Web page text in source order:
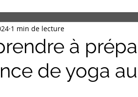
à
de yoga
1 min de lecture